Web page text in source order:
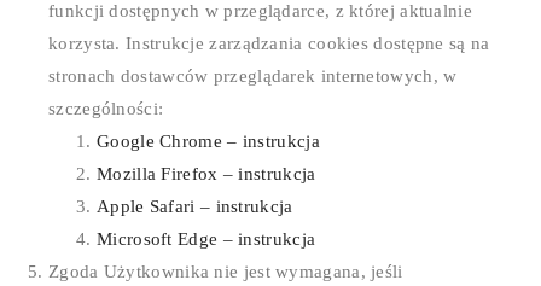
funkcji dostępnych w przeglądarce, z której aktualnie
korzysta. Instrukcje zarządzania cookies dostępne są na
stronach dostawców przeglądarek internetowych, w
szczególności:
Google Chrome – instrukcja
Mozilla Firefox – instrukcja
Apple Safari – instrukcja
Microsoft Edge – instrukcja
Zgoda Użytkownika nie jest wymagana, jeśli